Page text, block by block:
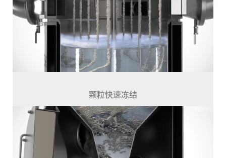
颗粒快速冻结